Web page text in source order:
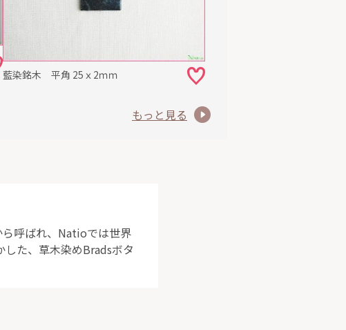
藍染銘木 平角 25ｘ2ｍｍ
もっと見る
呼ばれ、Natioでは世界
た、草木染めBradsボタ